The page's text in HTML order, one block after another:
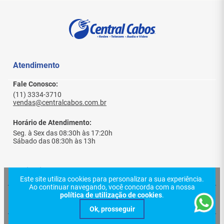
Este site utiliza cookies para personalizar a sua experiência.
Ao continuar navegando, você concorda com a nossa
política de utilização de cookies.
Vantagens
Reduz custo substituindo cabos HDMI longos
Maior alcance sem perda significativa de
Controle remoto do equipamento via IR
Operação remota com teclado e mouse (KVM)
controle + estabilidade.
Aumente a eficiência da sua instalação agora
mesmo.
Distância máxima: até 120 metros
(Cat5e/Cat6)
Resoluções suportadas: 4K, 1080p, 720p
Largura de banda: 340MHz
Atendimento
Fale Conosco:
(11) 3334-3710
vendas@centralcabos.com.br
Horário de Atendimento:
Seg. à Sex das 08:30h às 17:20h
Sábado das 08:30h às 13h
Institucional
Politica de Privacidade
Ajuda e Suporte